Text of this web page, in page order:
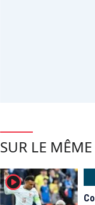
SUR LE
player2